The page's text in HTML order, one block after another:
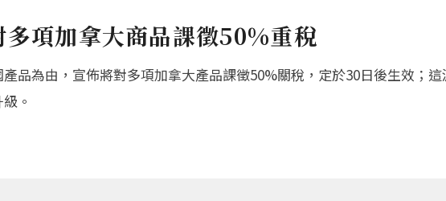
項加拿大商品課徵50%重稅
品為由，宣佈將對多項加拿大產品課徵50%關稅，定於30日後生效；
。